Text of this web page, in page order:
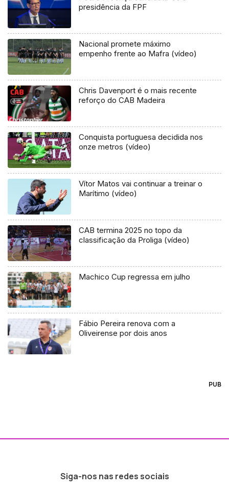
presidência da FPF
Nacional promete máximo
empenho frente ao Mafra (vídeo)
Chris Davenport é o mais recente
reforço do CAB Madeira
Conquista portuguesa decidida nos
onze metros (vídeo)
Vítor Matos vai continuar a treinar o
Marítimo (vídeo)
CAB termina 2025 no topo da
classificação da Proliga (vídeo)
Machico Cup regressa em julho
Fábio Pereira renova com a
Oliveirense por dois anos
PUB
Siga-nos nas redes sociais